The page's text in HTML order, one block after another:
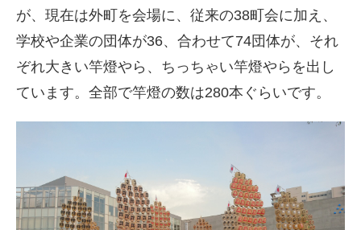
が、現在は外町を会場に、従来の38町会に加え、
学校や企業の団体が36、合わせて74団体が、それ
ぞれ大きい竿燈やら、ちっちゃい竿燈やらを出し
ています。全部で竿燈の数は280本ぐらいです。